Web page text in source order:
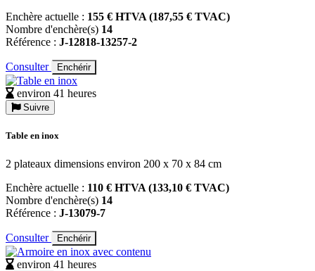
Enchère actuelle : 155 € HTVA (187,55 € TVAC)
Nombre d'enchère(s) 14
Référence : J-12818-13257-2
Consulter Enchérir
environ 41 heures
Suivre
Table en inox
2 plateaux dimensions environ 200 x 70 x 84 cm
Enchère actuelle : 110 € HTVA (133,10 € TVAC)
Nombre d'enchère(s) 14
Référence : J-13079-7
Consulter Enchérir
environ 41 heures